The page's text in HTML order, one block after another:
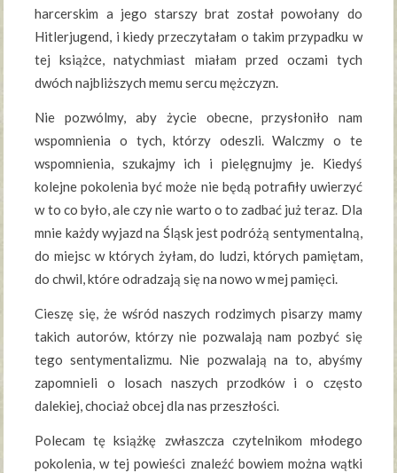
harcerskim a jego starszy brat został powołany do
Hitlerjugend, i kiedy przeczytałam o takim przypadku w
tej książce, natychmiast miałam przed oczami tych
dwóch najbliższych memu sercu mężczyzn.
Nie pozwólmy, aby życie obecne, przysłoniło nam
wspomnienia o tych, którzy odeszli. Walczmy o te
wspomnienia, szukajmy ich i pielęgnujmy je. Kiedyś
kolejne pokolenia być może nie będą potrafiły uwierzyć
w to co było, ale czy nie warto o to zadbać już teraz. Dla
mnie każdy wyjazd na Śląsk jest podróżą sentymentalną,
do miejsc w których żyłam, do ludzi, których pamiętam,
do chwil, które odradzają się na nowo w mej pamięci.
Cieszę się, że wśród naszych rodzimych pisarzy mamy
takich autorów, którzy nie pozwalają nam pozbyć się
tego sentymentalizmu. Nie pozwalają na to, abyśmy
zapomnieli o losach naszych przodków i o często
dalekiej, chociaż obcej dla nas przeszłości.
Polecam tę książkę zwłaszcza czytelnikom młodego
pokolenia, w tej powieści znaleźć bowiem można wątki